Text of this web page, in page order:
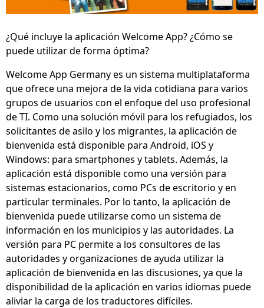
¿Qué incluye la aplicación Welcome App? ¿Cómo se
puede utilizar de forma óptima?
Welcome App Germany es un sistema multiplataforma
que ofrece una mejora de la vida cotidiana para varios
grupos de usuarios con el enfoque del uso profesional
de TI. Como una solución móvil para los refugiados, los
solicitantes de asilo y los migrantes, la aplicación de
bienvenida está disponible para Android, iOS y
Windows: para smartphones y tablets. Además, la
aplicación está disponible como una versión para
sistemas estacionarios, como PCs de escritorio y en
particular terminales. Por lo tanto, la aplicación de
bienvenida puede utilizarse como un sistema de
información en los municipios y las autoridades. La
versión para PC permite a los consultores de las
autoridades y organizaciones de ayuda utilizar la
aplicación de bienvenida en las discusiones, ya que la
disponibilidad de la aplicación en varios idiomas puede
aliviar la carga de los traductores difíciles.